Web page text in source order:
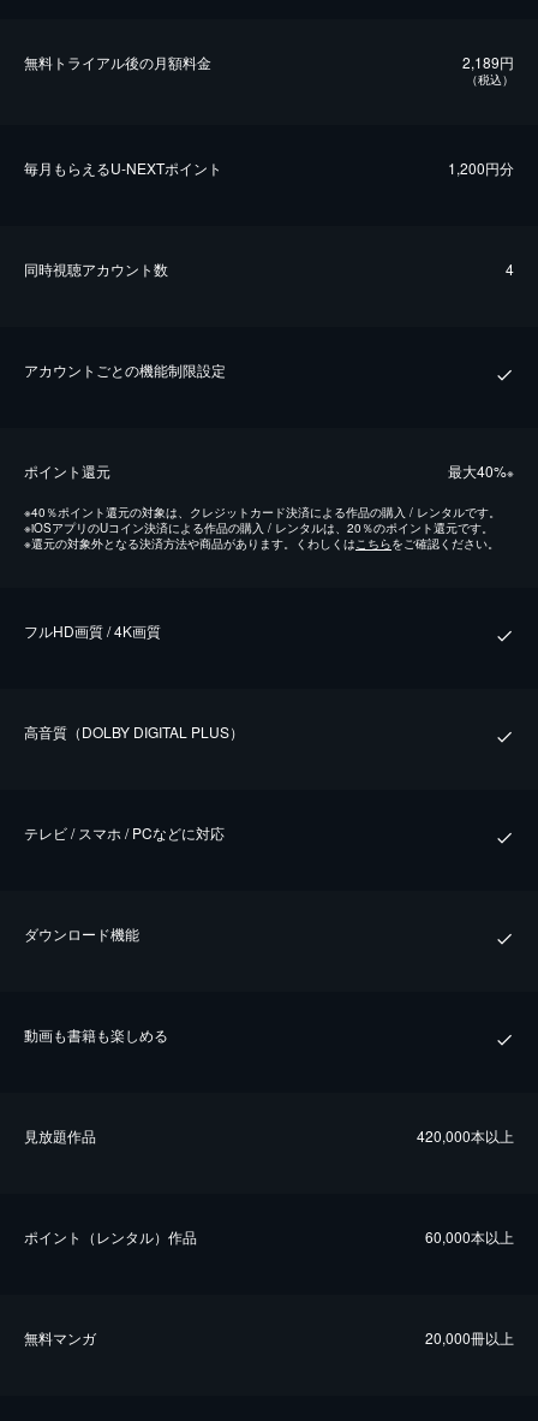
無料トライアル後の⽉額料金 2,189円
（税込）
毎⽉もらえるU-NEXTポイント 1,200円分
同時視聴アカウント数 4
アカウントごとの機能制限設定
ポイント還元 最⼤40%※
※40％ポイント還元の対象は、クレジットカード決済による作品の購入 / レンタルです。
※iOSアプリのUコイン決済による作品の購入 / レンタルは、20％のポイント還元です。
※還元の対象外となる決済方法や商品があります。くわしくは こちらをご確認ください。
フルHD画質 / 4K画質
⾼⾳質（DOLBY DIGITAL PLUS）
テレビ / スマホ / PCなどに対応
ダウンロード機能
動画も書籍も楽しめる
⾒放題作品 420,000本以上
ポイント（レンタル）作品 60,000本以上
無料マンガ 20,000冊以上